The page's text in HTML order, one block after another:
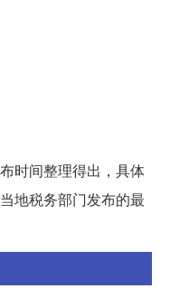
时间整理得出，具体
地税务部门发布的最